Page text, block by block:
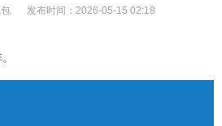
发布时间： 2026-05-15 02:18